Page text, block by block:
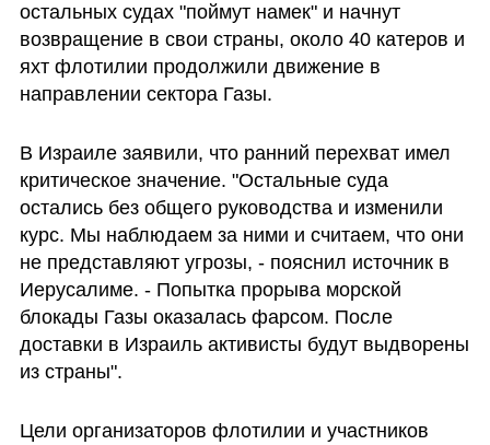
остальных судах "поймут намек" и начнут
возвращение в свои страны, около 40 катеров и
яхт флотилии продолжили движение в
направлении сектора Газы.
В Израиле заявили, что ранний перехват имел
критическое значение. "Остальные суда
остались без общего руководства и изменили
курс. Мы наблюдаем за ними и считаем, что они
не представляют угрозы, - пояснил источник в
Иерусалиме. - Попытка прорыва морской
блокады Газы оказалась фарсом. После
доставки в Израиль активисты будут выдворены
из страны".
Цели организаторов флотилии и участников